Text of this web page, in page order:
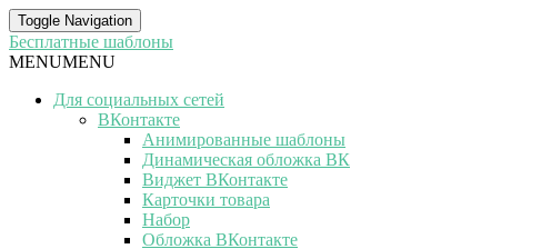
Toggle Navigation
Бесплатные шаблоны
MENUMENU
Для социальных сетей
ВКонтакте
Анимированные шаблоны
Динамическая обложка ВК
Виджет ВКонтакте
Карточки товара
Набор
Обложка ВКонтакте